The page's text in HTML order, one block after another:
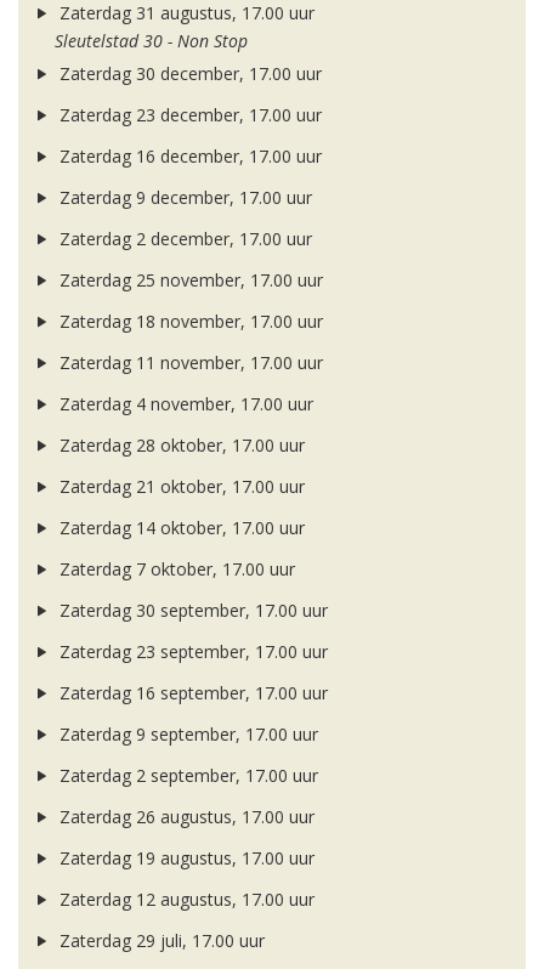
Zaterdag 31 augustus, 17.00 uur
Sleutelstad 30 - Non Stop
Zaterdag 30 december, 17.00 uur
Zaterdag 23 december, 17.00 uur
Zaterdag 16 december, 17.00 uur
Zaterdag 9 december, 17.00 uur
Zaterdag 2 december, 17.00 uur
Zaterdag 25 november, 17.00 uur
Zaterdag 18 november, 17.00 uur
Zaterdag 11 november, 17.00 uur
Zaterdag 4 november, 17.00 uur
Zaterdag 28 oktober, 17.00 uur
Zaterdag 21 oktober, 17.00 uur
Zaterdag 14 oktober, 17.00 uur
Zaterdag 7 oktober, 17.00 uur
Zaterdag 30 september, 17.00 uur
Zaterdag 23 september, 17.00 uur
Zaterdag 16 september, 17.00 uur
Zaterdag 9 september, 17.00 uur
Zaterdag 2 september, 17.00 uur
Zaterdag 26 augustus, 17.00 uur
Zaterdag 19 augustus, 17.00 uur
Zaterdag 12 augustus, 17.00 uur
Zaterdag 29 juli, 17.00 uur